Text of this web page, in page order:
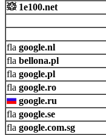
1e100.net
google.nl
bellona.pl
google.pl
google.ro
google.ru
google.se
google.com.sg